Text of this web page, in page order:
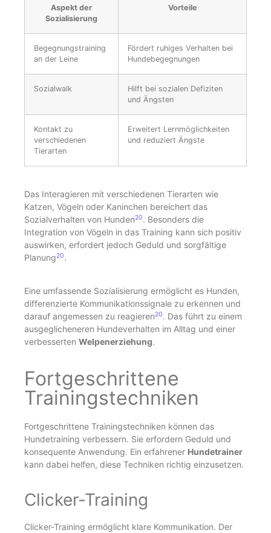
Aspekt der
Sozialisierung
Vorteile
Begegnungstraining
an der Leine
Fördert ruhiges Verhalten bei
Hundebegegnungen
Sozialwalk
Hilft bei sozialen Defiziten
und Ängsten
Kontakt zu
verschiedenen
Tierarten
Erweitert Lernmöglichkeiten
und reduziert Ängste
Das Interagieren mit verschiedenen Tierarten wie
Katzen, Vögeln oder Kaninchen bereichert das
Sozialverhalten von Hunden20. Besonders die
Integration von Vögeln in das Training kann sich positiv
auswirken, erfordert jedoch Geduld und sorgfältige
Planung20.
Eine umfassende Sozialisierung ermöglicht es Hunden,
differenzierte Kommunikationssignale zu erkennen und
darauf angemessen zu reagieren20. Das führt zu einem
ausgeglicheneren Hundeverhalten im Alltag und einer
verbesserten Welpenerziehung.
Fortgeschrittene
Trainingstechniken
Fortgeschrittene Trainingstechniken können das
Hundetraining verbessern. Sie erfordern Geduld und
konsequente Anwendung. Ein erfahrener Hundetrainer
kann dabei helfen, diese Techniken richtig einzusetzen.
Clicker-Training
Clicker-Training ermöglicht klare Kommunikation. Der